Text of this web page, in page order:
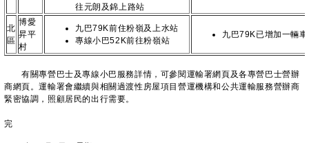
往元朗及錦上路站
北
區
博愛
昇平
村
九巴79K前住粉嶺及上水站
專線小巴52K前往粉嶺站
九巴79K已增加一輛
有關專營巴士及專線小巴服務詳情，可參閱運輸署網頁及各專營巴士營辦
商網頁。運輸署會繼續與相關過渡性房屋項目營運機構和公共運輸服務營辦商
緊密協調，照顧居民的出行需要。
完